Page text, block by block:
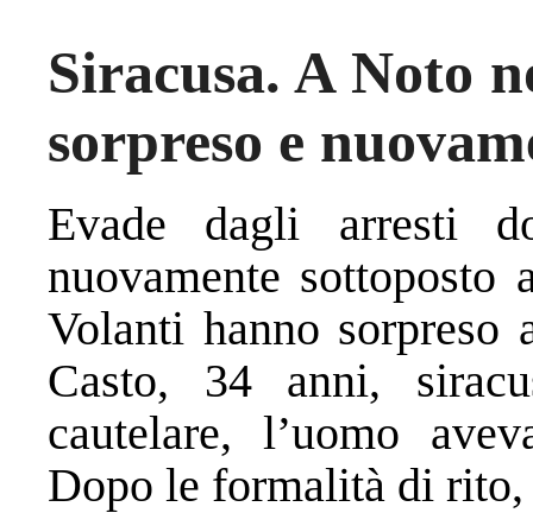
Siracusa. A Noto
sorpreso e
Evade dagli arresti
nuovamente
Volanti hanno
Casto, 34 anni,
cautelare, l’uomo
Dopo le formalità di rito,